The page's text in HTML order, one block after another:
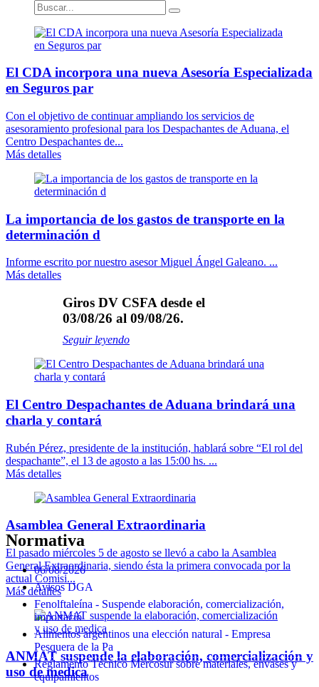
El CDA incorpora una nueva Asesoría Especializada
en Seguros par
Con el objetivo de continuar ampliando los servicios de
asesoramiento profesional para los Despachantes de Aduana, el
Centro Despachantes de...
Más detalles
La importancia de los gastos de transporte en la
determinación d
Informe escrito por nuestro asesor Miguel Ángel Galeano. ...
Más detalles
Giros DV CSFA desde el
03/08/26 al 09/08/26.
Seguir leyendo
El Centro Despachantes de Aduana brindará una
charla y contará
Rubén Pérez, presidente de la institución, hablará sobre “El rol del
despachante”, el 13 de agosto a las 15:00 hs. ...
Más detalles
Asamblea General Extraordinaria
El pasado miércoles 5 de agosto se llevó a cabo la Asamblea
General Extraordinaria, siendo ésta la primera convocada por la
actual Comisi...
Más detalles
ANMAT suspende la elaboración, comercialización y
uso de medica
Normativa
06/08/2026
Avisos DGA
Fenolftaleína - Suspende elaboración, comercialización,
importació
Alimentos argentinos una elección natural - Empresa
Pesquera de la Pa
Reglamento Técnico Mercosur sobre materiales, envases y
equipamientos